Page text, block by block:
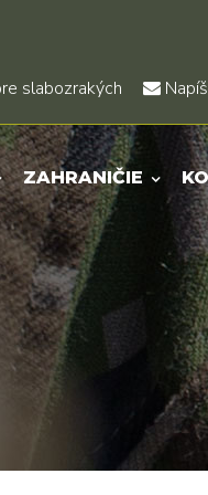
slabozrakých
ZAHRANIČIE